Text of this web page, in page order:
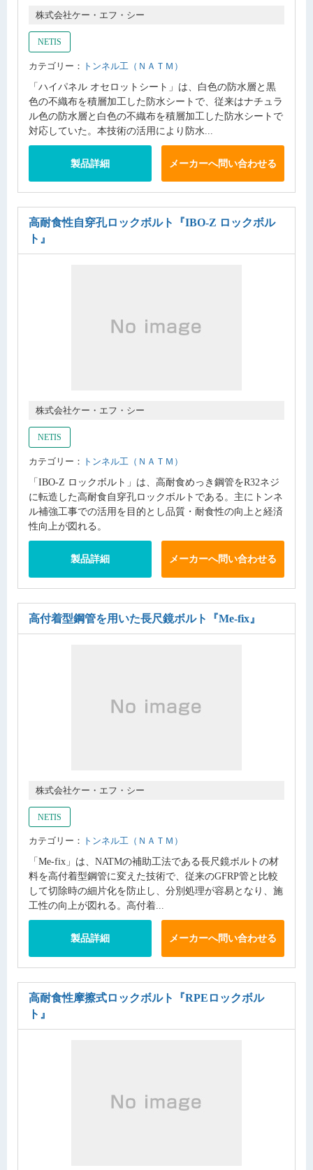
株式会社ケー・エフ・シー
NETIS
カテゴリー： トンネル工（ＮＡＴＭ）
「ハイパネル オセロットシート」は、白色の防水層と黒
色の不織布を積層加工した防水シートで、従来はナチュラ
ル色の防水層と白色の不織布を積層加工した防水シートで
対応していた。本技術の活用により防水...
製品詳細 メーカーへ問い合わせる
高耐食性自穿孔ロックボルト
『IBO-Z ロックボル
ト』
株式会社ケー・エフ・シー
NETIS
カテゴリー： トンネル工（ＮＡＴＭ）
「IBO-Z ロックボルト」は、高耐食めっき鋼管をR32ネジ
に転造した高耐食自穿孔ロックボルトである。主にトンネ
ル補強工事での活用を目的とし品質・耐食性の向上と経済
性向上が図れる。
製品詳細 メーカーへ問い合わせる
高付着型鋼管を用いた長尺鏡ボルト 『Me-fix』
株式会社ケー・エフ・シー
NETIS
カテゴリー： トンネル工（ＮＡＴＭ）
「Me-fix」は、NATMの補助工法である長尺鏡ボルトの材
料を高付着型鋼管に変えた技術で、従来のGFRP管と比較
して切除時の細片化を防止し、分別処理が容易となり、施
工性の向上が図れる。高付着...
製品詳細 メーカーへ問い合わせる
高耐食性摩擦式ロックボルト
『RPEロックボル
ト』